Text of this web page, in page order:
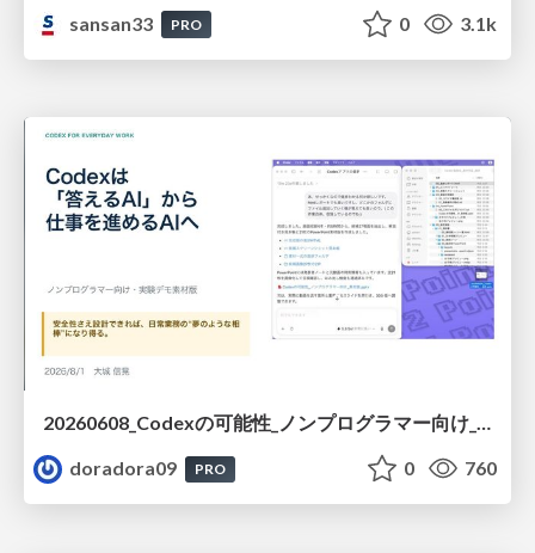
sansan33
PRO 0 3.1k
20260608_Codexの可能性_ノンプログラマー向け_大城追記
doradora09
PRO 0 760